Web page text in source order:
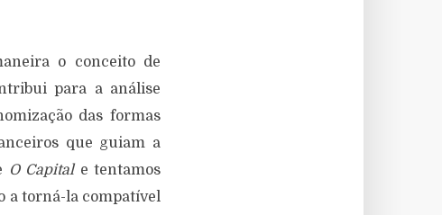
o conceito de
para a análise
das formas
que guiam a
O Capital e tentamos
a torná-la compatível